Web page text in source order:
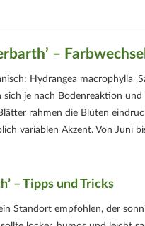
–
Hydrangea macrophylla
je nach Bodenreaktion
rahmen die Blüten
variablen Akzent. Von Juni
– Tipps und Tricks
Standort empfohlen, der